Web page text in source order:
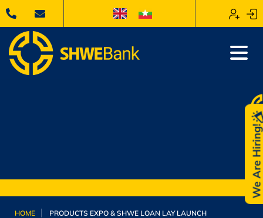
HOME PRODUCTS EXPO & ‌SHWE LOAN LAY LAUNCH
We Are Hiring!